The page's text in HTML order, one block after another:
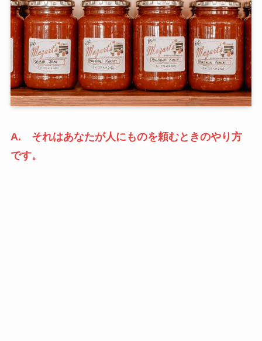
A. それはあなたが人にものを頼むときのやり方
です。